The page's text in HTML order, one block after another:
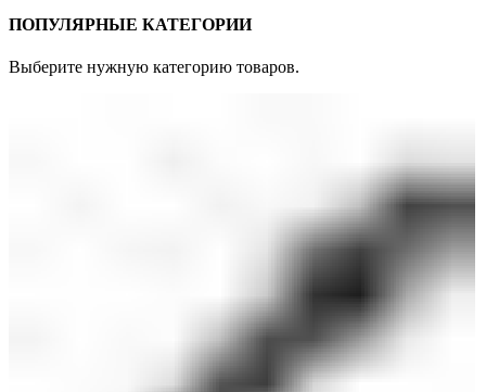
ПОПУЛЯРНЫЕ КАТЕГОРИИ
Выберите нужную категорию товаров.